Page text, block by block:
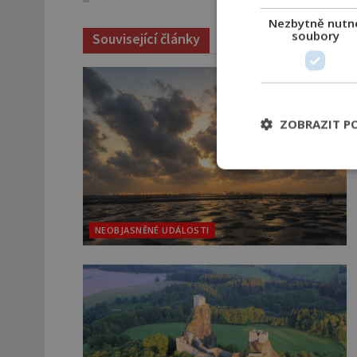
Související články
NEOBJASNĚNÉ UDÁLOSTI
Nezbytně
soubory
ZOBRAZIT